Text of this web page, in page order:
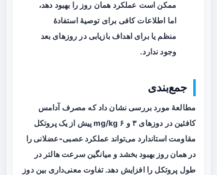
ممکن است عملکرد همان روز را بهبود دهد،
اما اطلاعات کافی برای توصیهٔ استفادهٔ
منظم یا برای اهداف بازیابی در روزهای بعد
وجود ندارد.
جمع‌بندی
مطالعهٔ مورد بررسی نشان داد که مصرف آدامس
کافئین در دوزهای ۳ و ۶ mg/kg پیش از یک پروتکل
مقاومت استاندارد می‌تواند عملکرد عصبی‑عضلانی را
در همان روز بهبود بخشد و میانگین سرعت هالتر در
طول پروتکل را افزایش دهد. تفاوت معنی‌داری بین دوز